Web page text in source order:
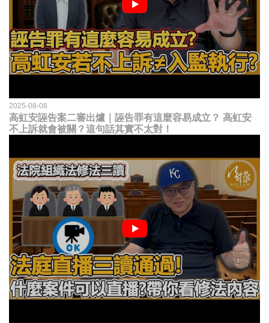
2025-08-08
高虹安誣告案二審出爐｜誣告罪有這麼容易成立？ 高虹安
不上訴就會被關？這句話其實不太對！